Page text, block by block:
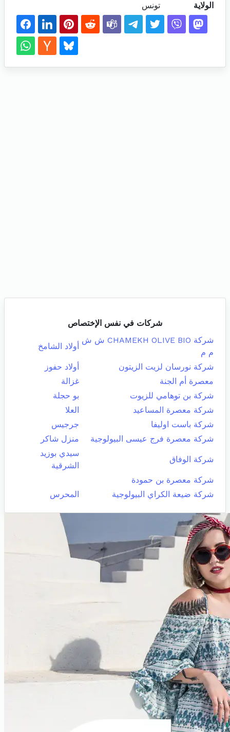
الولاية
تونس
شركات في نفس الإختصاص
شركة CHAMEKH OLIVE BIO ش ش
م م
أولاد الشامخ
شركة نورسان لزيت الزيتون
أولاد حفوز
معصرة أم الجنة
غزالة
شركة بن توهامي للزيوت
بو حجلة
شركة معصرة المساعيد
العلا
شركة باست اوليفا
جرجيس
شركة معصرة فرج عيسى البيولوجية
منزل شاكر
شركة الوفاق
سيدي بوزيد
الشرقية
شركة معصرة بن حمودة
شركة ضيعة الكراي البيولوجية
المحرس